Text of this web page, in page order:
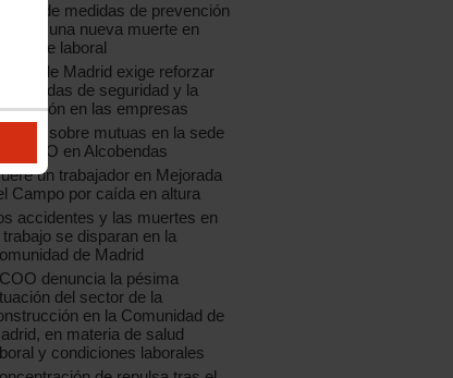
falta de medidas de prevención
una nueva muerte en
laboral
de Madrid exige reforzar
medidas de seguridad y la
en las empresas
sobre mutuas en la sede
CCOO en Alcobendas
un trabajador en Mejorada
Campo por caída en altura
accidentes y las muertes en
trabajo se disparan en la
de Madrid
denuncia la pésima
del sector de la
en la Comunidad de
en materia de salud
y condiciones laborales